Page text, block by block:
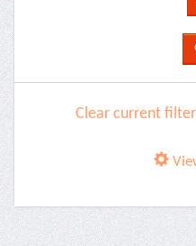
Clear current